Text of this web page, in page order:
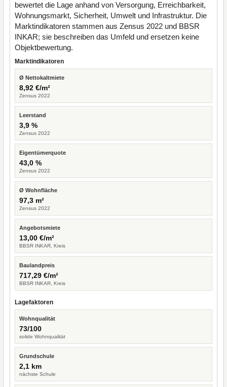
bewertet die Lage anhand von Versorgung, Erreichbarkeit,
Wohnungsmarkt, Sicherheit, Umwelt und Infrastruktur. Die
Marktindikatoren stammen aus Zensus 2022 und BBSR
INKAR; sie beschreiben das Umfeld und ersetzen keine
Objektbewertung.
Marktindikatoren
Ø Nettokaltmiete
8,92 €/m²
Zensus 2022
Leerstand
3,9 %
Zensus 2022
Eigentümerquote
43,0 %
Zensus 2022
Ø Wohnfläche
97,3 m²
Zensus 2022
Angebotsmiete
13,00 €/m²
BBSR INKAR, Kreis
Baulandpreis
717,29 €/m²
BBSR INKAR, Kreis
Lagefaktoren
Wohnqualität
73/100
solide Wohnqualität
Grundschule
2,1 km
nächste Schule